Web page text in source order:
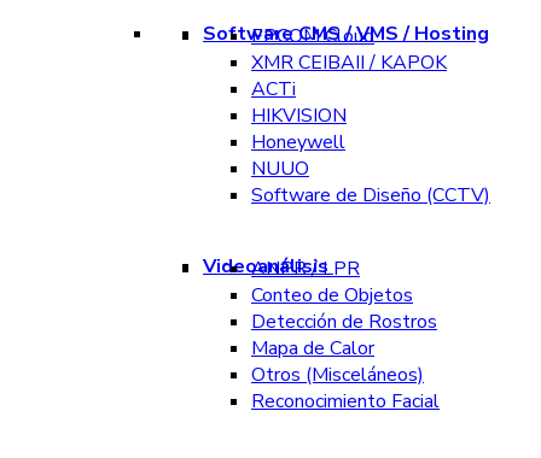
Software CMS / VMS / Hosting
EPCOM Cloud
XMR CEIBAII / KAPOK
ACTi
HIKVISION
Honeywell
NUUO
Software de Diseño (CCTV)
Videoanálisis
ANPR / LPR
Conteo de Objetos
Detección de Rostros
Mapa de Calor
Otros (Misceláneos)
Reconocimiento Facial